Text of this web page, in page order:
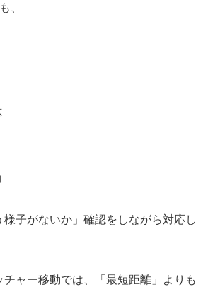
、
子がないか」確認をしながら対応し
チャー移動では、「最短距離」よりも